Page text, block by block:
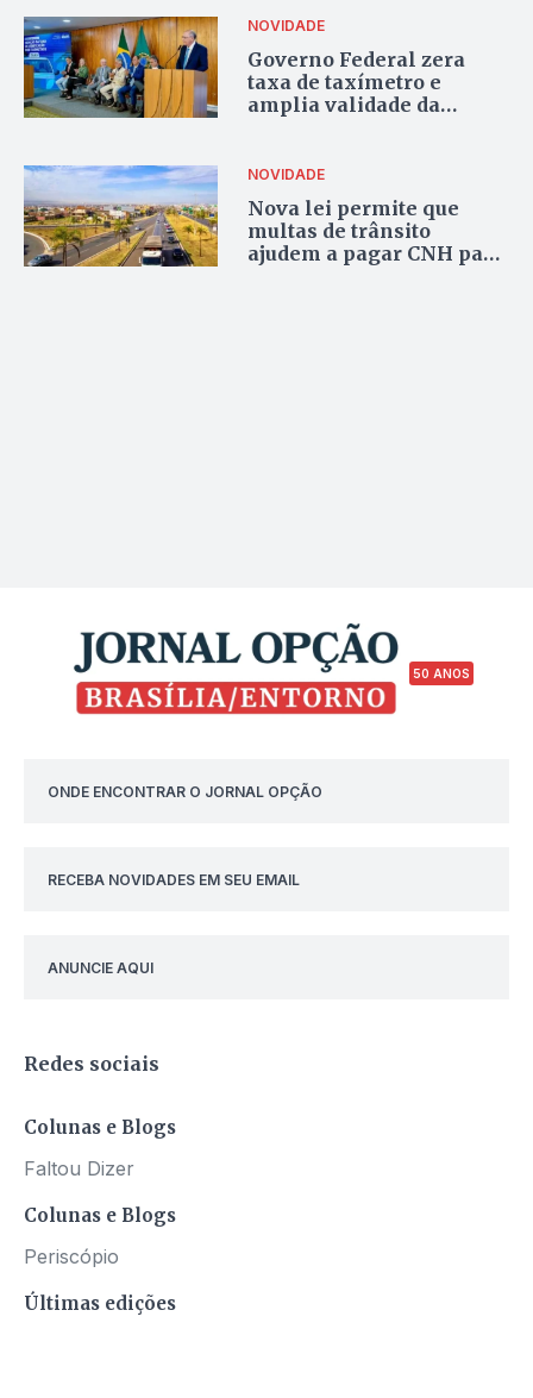
NOVIDADE
Governo Federal zera
taxa de taxímetro e
amplia validade da
NOVIDADE
Nova lei permite que
multas de trânsito
ajudem a pagar CNH para
50 ANOS
ONDE ENCONTRAR O JORNAL OPÇÃO
RECEBA NOVIDADES EM SEU EMAIL
ANUNCIE AQUI
Redes sociais
Colunas e Blogs
Faltou Dizer
Colunas e Blogs
Periscópio
Últimas edições